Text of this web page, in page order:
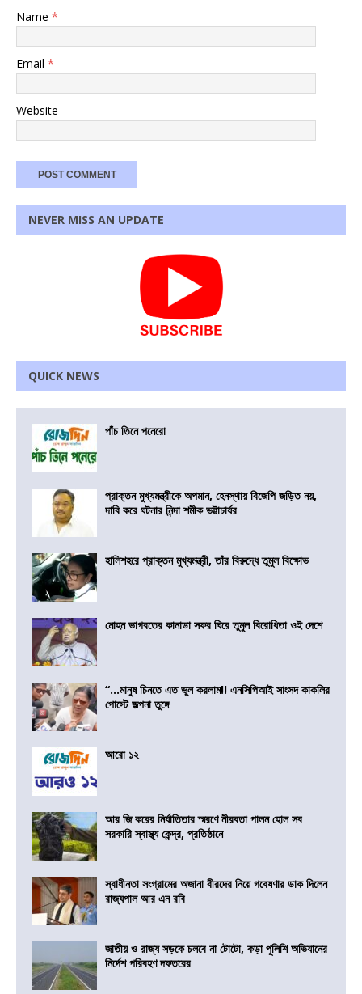
Name *
Email *
Website
NEVER MISS AN UPDATE
QUICK NEWS
পাঁচ তিনে পনেরো
প্রাক্তন মুখ্যমন্ত্রীকে অপমান, হেনস্থায় বিজেপি জড়িত নয়,
দাবি করে ঘটনার নিন্দা শমীক ভট্টাচার্যর
হালিশহরে প্রাক্তন মুখ্যমন্ত্রী, তাঁর বিরুদ্ধে তুমুল বিক্ষোভ
মোহন ভাগবতের কানাডা সফর ঘিরে তুমুল বিরোধিতা ওই দেশে
“…মানুষ চিনতে এত ভুল করলাম!! এনসিপিআই সাংসদ কাকলির
পোস্টে জল্পনা তুঙ্গে
আরো ১২
আর জি করের নির্যাতিতার স্মরণে নীরবতা পালন হোল সব
সরকারি স্বাস্থ্য কেন্দ্র, প্রতিষ্ঠানে
স্বাধীনতা সংগ্রামের অজানা বীরদের নিয়ে গবেষণার ডাক দিলেন
রাজ্যপাল আর এন রবি
জাতীয় ও রাজ্য সড়কে চলবে না টোটো, কড়া পুলিশি অভিযানের
নির্দেশ পরিবহণ দফতরের